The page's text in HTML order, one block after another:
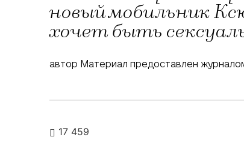
новый мобильник
хочет быть
автор Материал предоставлен
17 459